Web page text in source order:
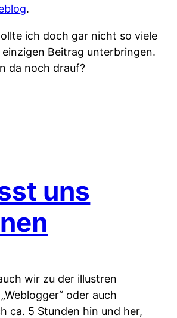
.
ich doch gar nicht so viele
einzigen Beitrag unterbringen.
da noch drauf?
uns
wir zu der illustren
oder auch
ca. 5 Stunden hin und her,